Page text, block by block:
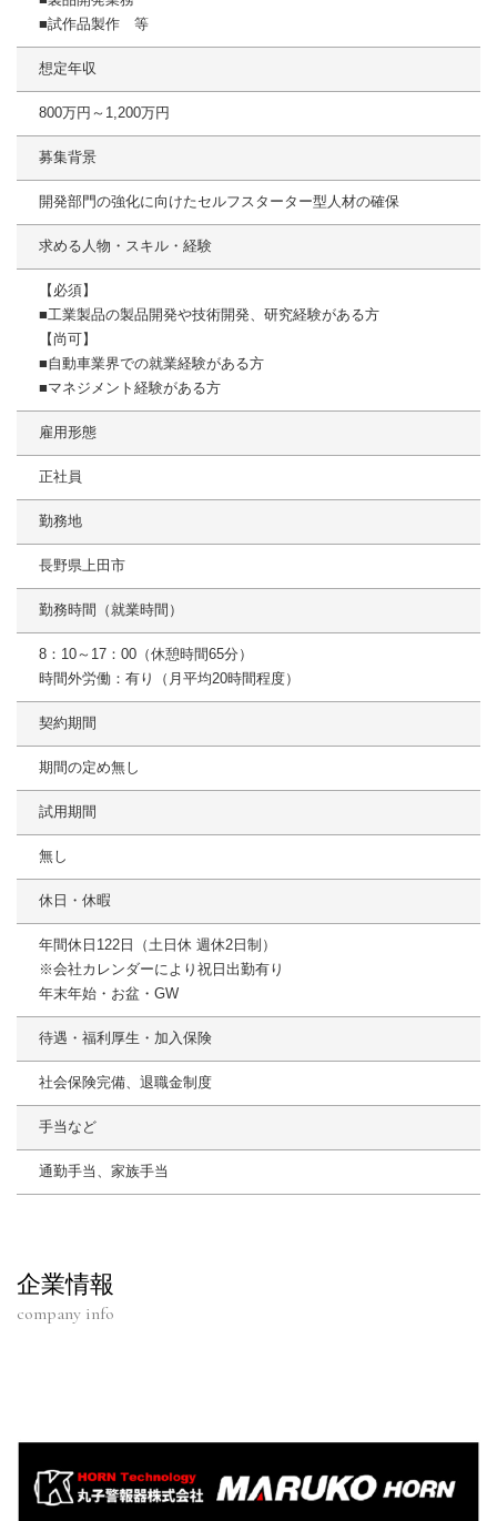
■試作品製作 等
想定年収
800万円～1,200万円
募集背景
開発部門の強化に向けたセルフスターター型人材の確保
求める人物・スキル・経験
【必須】
■工業製品の製品開発や技術開発、研究経験がある方
【尚可】
■自動車業界での就業経験がある方
■マネジメント経験がある方
雇用形態
正社員
勤務地
長野県上田市
勤務時間（就業時間）
8：10～17：00（休憩時間65分）
時間外労働：有り（月平均20時間程度）
契約期間
期間の定め無し
試用期間
無し
休日・休暇
年間休日122日（土日休 週休2日制）
※会社カレンダーにより祝日出勤有り
年末年始・お盆・GW
待遇・福利厚生・加入保険
社会保険完備、退職金制度
手当など
通勤手当、家族手当
企業情報
company info